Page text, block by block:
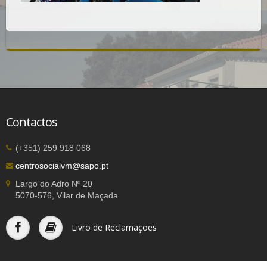
Contactos
(+351) 259 918 068
centrosocialvm@sapo.pt
Largo do Adro Nº 20
5070-576, Vilar de Maçada
Livro de Reclamações